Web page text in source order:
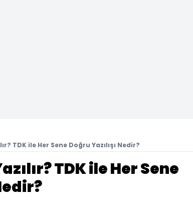
TDK ile Her Sene Doğru Yazılışı Nedir?
TDK ile Her Sene